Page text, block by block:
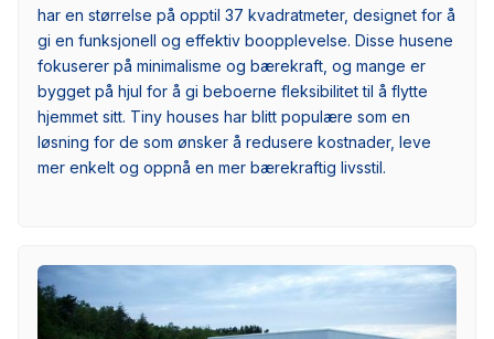
har en størrelse på opptil 37 kvadratmeter, designet for å
gi en funksjonell og effektiv boopplevelse. Disse husene
fokuserer på minimalisme og bærekraft, og mange er
bygget på hjul for å gi beboerne fleksibilitet til å flytte
hjemmet sitt. Tiny houses har blitt populære som en
løsning for de som ønsker å redusere kostnader, leve
mer enkelt og oppnå en mer bærekraftig livsstil.